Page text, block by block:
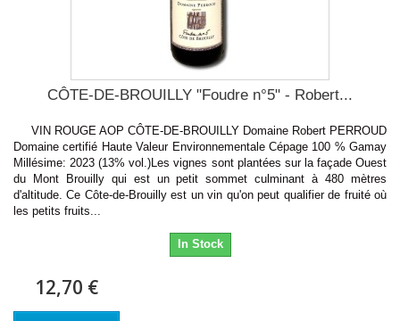
CÔTE-DE-BROUILLY "Foudre n°5" - Robert...
VIN ROUGE AOP CÔTE-DE-BROUILLY Domaine Robert PERROUD
Domaine certifié Haute Valeur Environnementale Cépage 100 % Gamay
Millésime: 2023 (13% vol.)Les vignes sont plantées sur la façade Ouest
du Mont Brouilly qui est un petit sommet culminant à 480 mètres
d'altitude. Ce Côte-de-Brouilly est un vin qu'on peut qualifier de fruité où
les petits fruits...
In Stock
12,70 €